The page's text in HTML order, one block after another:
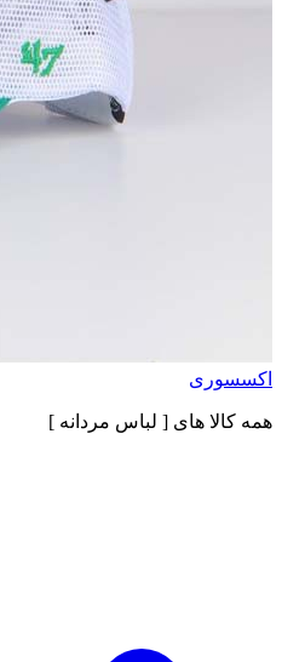
اکسسوری
همه کالا های [ لباس مردانه ]